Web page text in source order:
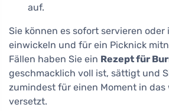
auf.
Sie können es sofort servieren oder
einwickeln und für ein Picknick
Fällen haben Sie ein Rezept für
geschmacklich voll ist, sättigt und
zumindest für einen Moment in das
versetzt.